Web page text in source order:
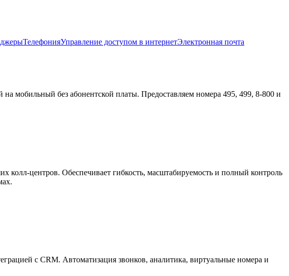
ТелефонияУправление доступом в интернетЭлектронная почта
мобильный без абонентской платы. Предоставляем номера 495, 499, 8-800 и
центров. Обеспечивает гибкость, масштабируемость и полный контроль
с CRM. Автоматизация звонков, аналитика, виртуальные номера и